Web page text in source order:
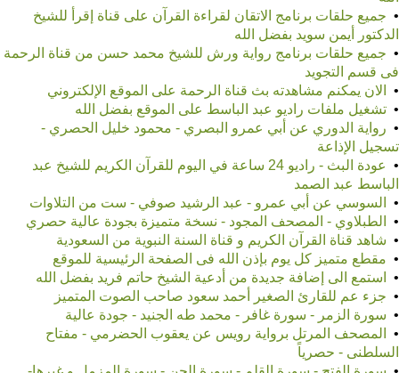
• جميع حلقات برنامج الاتقان لقراءة القرآن على قناة إقرأ للشيخ
الدكتور أيمن سويد بفضل الله
• جميع حلقات برنامج رواية ورش للشيخ محمد حسن من قناة الرحمة
فى قسم التجويد
• الان يمكنم مشاهدته بث قناة الرحمة على الموقع الإلكتروني
• تشغيل ملفات راديو عبد الباسط على الموقع بفضل الله
• رواية الدوري عن أبي عمرو البصري - محمود خليل الحصري -
تسجيل الإذاعة
•
عودة البث - راديو 24 ساعة في اليوم للقرآن الكريم للشيخ عبد
الباسط عبد الصمد
• السوسي عن أبي عمرو - عبد الرشيد صوفي - ست من التلاوات
• الطبلاوي - المصحف المجود - نسخة متميزة بجودة عالية حصري
• شاهد قناة القرآن الكريم و قناة السنة النبوية من السعودية
• مقطع متميز كل يوم بإذن الله فى الصفحة الرئيسية للموقع
• استمع الى إضافة جديدة من أدعية الشيخ حاتم فريد بفضل الله
• جزء عم للقارئ الصغير أحمد سعود صاحب الصوت المتميز
• سورة الزمر - سورة غافر - محمد طه الجنيد - جودة عالية
•
المصحف المرتل برواية رويس عن يعقوب الحضرمي - مفتاح
السلطنى - حصرياً